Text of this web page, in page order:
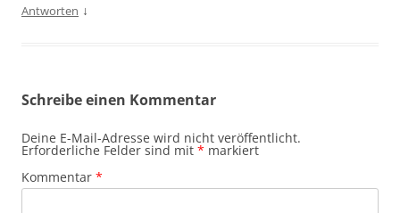
Antworten ↓
Schreibe einen Kommentar
Deine E-Mail-Adresse wird nicht veröffentlicht.
Erforderliche Felder sind mit * markiert
Kommentar *